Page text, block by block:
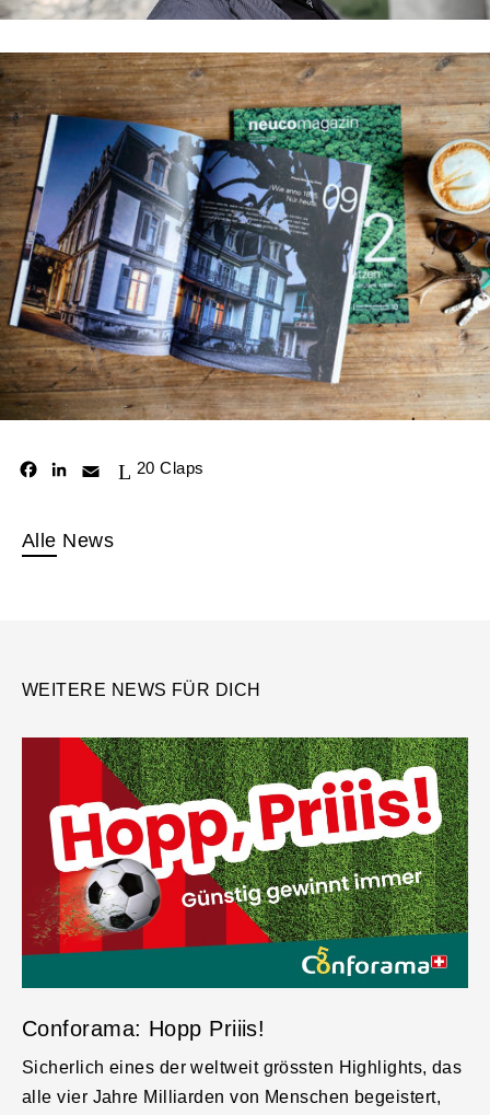
Unmute
20 Claps
Facebook
LinkedIn
Email
Alle News
WEITERE NEWS FÜR DICH
Conforama: Hopp Priiis!
Sicherlich eines der weltweit grössten Highlights, das
alle vier Jahre Milliarden von Menschen begeistert,